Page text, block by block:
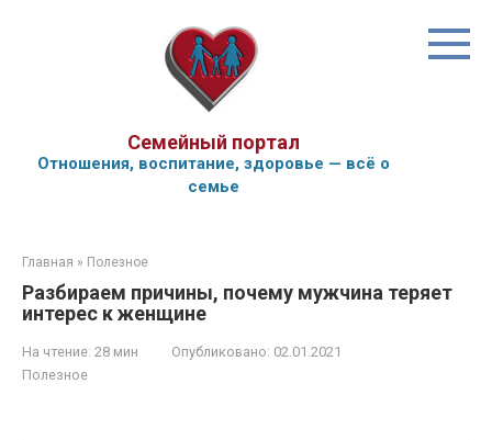
Семейный портал
Отношения, воспитание, здоровье — всё о
семье
Главная » Полезное
Разбираем причины, почему мужчина теряет
интерес к женщине
На чтение: 28 мин Опубликовано: 02.01.2021
Полезное